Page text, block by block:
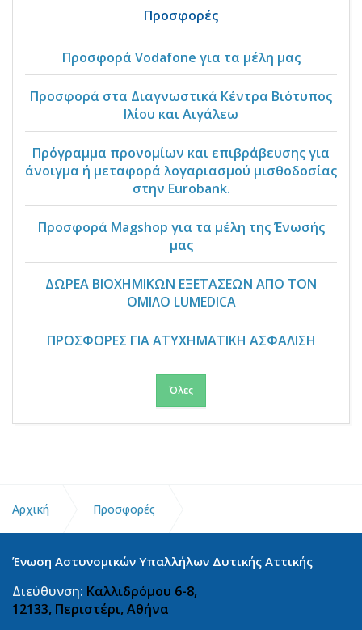
Προσφορές
Προσφορά Vodafone για τα μέλη μας
Προσφορά στα Διαγνωστικά Κέντρα Βιότυπος
Ιλίου και Αιγάλεω
Πρόγραμμα προνομίων και επιβράβευσης για
άνοιγμα ή μεταφορά λογαριασμού μισθοδοσίας
στην Eurobank.
Προσφορά Magshop για τα μέλη της Ένωσής
μας
ΔΩΡΕΑ ΒΙΟΧΗΜΙΚΩΝ ΕΞΕΤΑΣΕΩΝ ΑΠΟ ΤΟΝ
ΟΜΙΛΟ LUMEDICA
ΠΡΟΣΦΟΡΕΣ ΓΙΑ ΑΤΥΧΗΜΑΤΙΚΗ ΑΣΦΑΛΙΣΗ
Όλες
Αρχική Προσφορές
Πρόγραμμα προνομίων και επιβράβευσης για άνοιγμα
ή μεταφορά λογαριασμού μισθοδοσίας στην Eurobank.
Ένωση Αστυνομικών Υπαλλήλων Δυτικής Αττικής
Διεύθυνση: Καλλιδρόμου 6-8,
12133, Περιστέρι, Αθήνα